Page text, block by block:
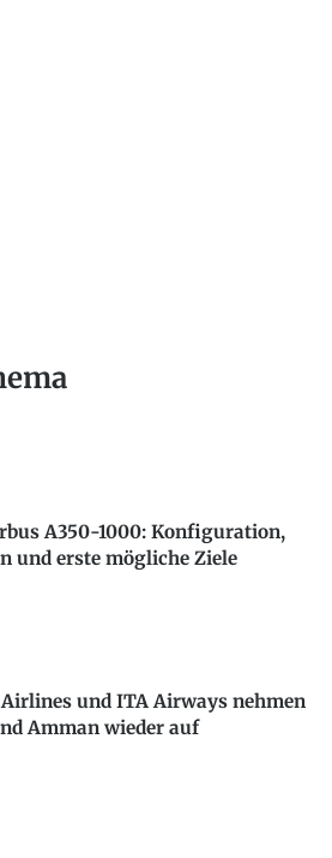
A350-1000: Konfiguration,
und erste mögliche Ziele
und ITA Airways nehmen
Amman wieder auf